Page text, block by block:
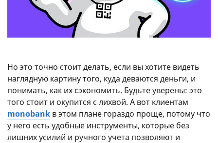
Но это точно стоит делать, если вы хотите видеть
наглядную картину того, куда деваются деньги, и
понимать, как их сэкономить. Будьте уверены: это
того стоит и окупится с лихвой. А вот клиентам
monobank в этом плане гораздо проще, потому что
у него есть удобные инструменты, которые без
лишних усилий и ручного учета позволяют и